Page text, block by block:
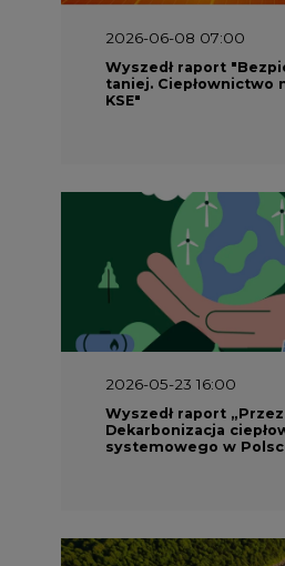
2026-06-08 07:00
Wyszedł raport
taniej. Ciepłownictwo
KSE"
2026-05-23 16:00
Wyszedł raport
Dekarbonizacja
systemowego w